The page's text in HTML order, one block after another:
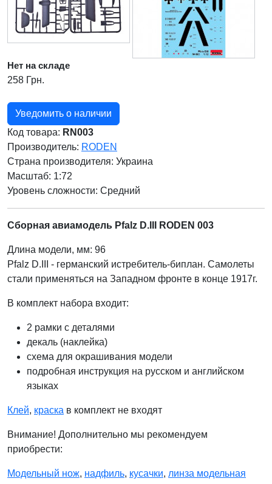
Нет на складе
258 Грн.
Уведомить о наличии
Код товара: RN003
Производитель: RODEN
Страна производителя: Украина
Масштаб: 1:72
Уровень сложности: Cредний
Сборная авиамодель Pfalz D.III RODEN 003
Длина модели, мм: 96
Pfalz D.III - германский истребитель-биплан. Самолеты
стали применяться на Западном фронте в конце 1917г.
В комплект набора входит:
2 рамки с деталями
декаль (наклейка)
схема для окрашивания модели
подробная инструкция на русском и английском
языках
Клей, краска в комплект не входят
Внимание! Дополнительно мы рекомендуем
приобрести:
Модельный нож, надфиль, кусачки, линза модельная